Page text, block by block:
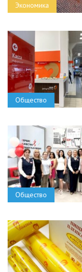
Экономика
Общество
Общество